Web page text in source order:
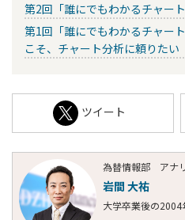
第2回「誰にでもわかるチャー
第1回「誰にでもわかるチャー
こそ、チャート分析に頼りたい
ツイート
為替情報部 アナ
岩間 大祐
大学卒業後の2004